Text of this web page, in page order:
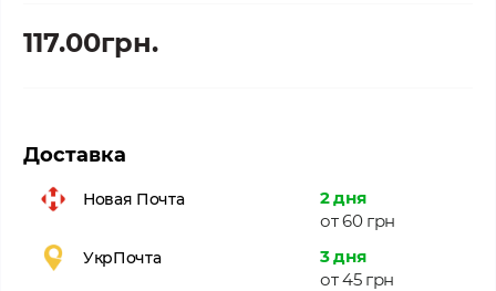
117.00грн.
Доставка
Новая Почта
2 дня
от 60 грн
УкрПочта
3 дня
от 45 грн